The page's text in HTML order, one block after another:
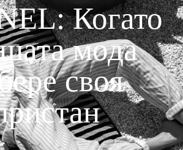
Когато
мода
своя